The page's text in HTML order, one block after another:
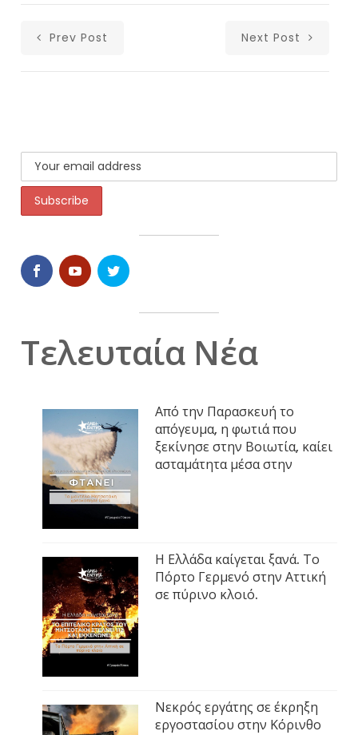
Prev Post Next Post
Τελευταία Νέα
Από την Παρασκευή το
απόγευμα, η φωτιά που
ξεκίνησε στην Βοιωτία, καίει
ασταμάτητα μέσα στην
Η Ελλάδα καίγεται ξανά. Το
Πόρτο Γερμενό στην Αττική
σε πύρινο κλοιό.
Νεκρός εργάτης σε έκρηξη
εργοστασίου στην Κόρινθο